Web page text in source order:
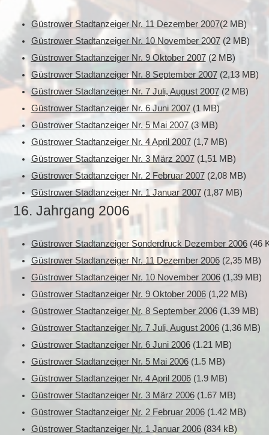
Güstrower Stadtanzeiger Nr. 11 Dezember 2007(2 MB)
Güstrower Stadtanzeiger Nr. 10 November 2007(2 MB)
Güstrower Stadtanzeiger Nr. 9 Oktober 2007(2 MB)
Güstrower Stadtanzeiger Nr. 8 September 2007(2,13 MB)
Güstrower Stadtanzeiger Nr. 7 Juli, August 2007(2 MB)
Güstrower Stadtanzeiger Nr. 6 Juni 2007(1 MB)
Güstrower Stadtanzeiger Nr. 5 Mai 2007(3 MB)
Güstrower Stadtanzeiger Nr. 4 April 2007(1,7 MB)
Güstrower Stadtanzeiger Nr. 3 März 2007(1,51 MB)
Güstrower Stadtanzeiger Nr. 2 Februar 2007(2,08 MB)
Güstrower Stadtanzeiger Nr. 1 Januar 2007(1,87 MB)
16. Jahrgang 2006
Güstrower Stadtanzeiger Sonderdruck Dezember 2006(46
Güstrower Stadtanzeiger Nr. 11 Dezember 2006(2,35 MB)
Güstrower Stadtanzeiger Nr. 10 November 2006(1,39 MB)
Güstrower Stadtanzeiger Nr. 9 Oktober 2006(1,22 MB)
Güstrower Stadtanzeiger Nr. 8 September 2006(1,39 MB)
Güstrower Stadtanzeiger Nr. 7 Juli, August 2006(1,36 MB)
Güstrower Stadtanzeiger Nr. 6 Juni 2006(1.21 MB)
Güstrower Stadtanzeiger Nr. 5 Mai 2006(1.5 MB)
Güstrower Stadtanzeiger Nr. 4 April 2006(1.9 MB)
Güstrower Stadtanzeiger Nr. 3 März 2006(1.67 MB)
Güstrower Stadtanzeiger Nr. 2 Februar 2006(1.42 MB)
Güstrower Stadtanzeiger Nr. 1 Januar 2006(834 kB)